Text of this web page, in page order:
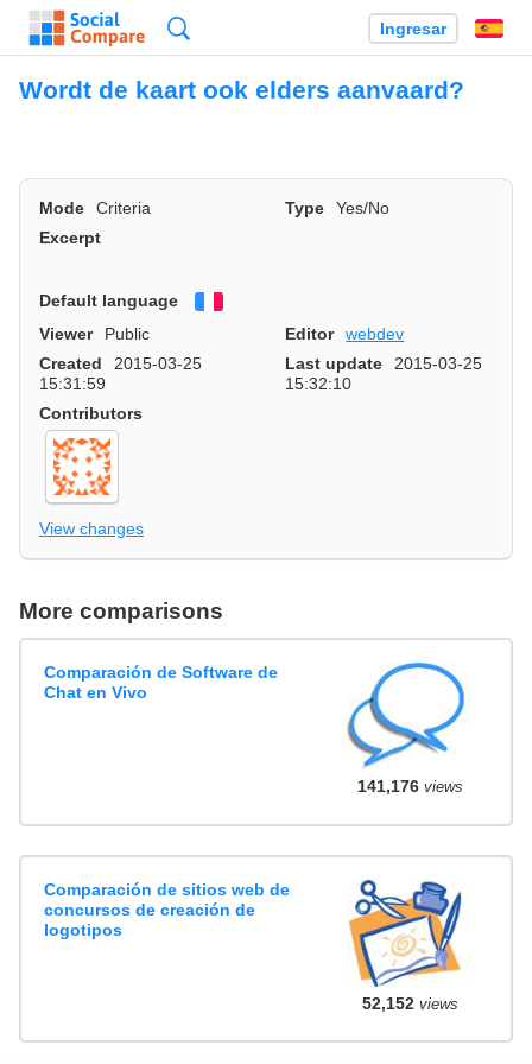
Ingresar
Wordt de kaart ook elders aanvaard?
Mode Criteria Type
Yes/No
Excerpt
Default language
Viewer
Public Editor
webdev
Created
2015-03-25
15:31:59
Last update
2015-03-25
15:32:10
Contributors
View changes
More comparisons
Comparación de Software de
Chat en Vivo
141,176views
Comparación de sitios web de
concursos de creación de
logotipos
52,152views